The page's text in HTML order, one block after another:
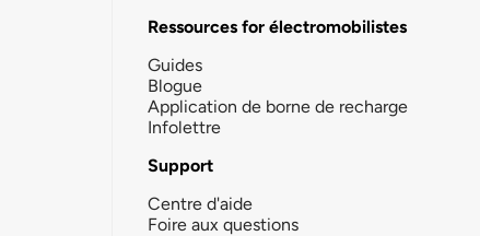
Ressources for électromobilistes
Guides
Blogue
Application de borne de recharge
Infolettre
Support
Centre d'aide
Foire aux questions